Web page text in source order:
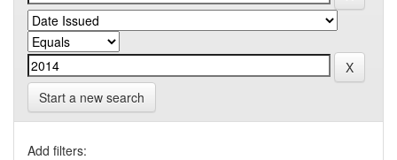
Start a new search
Add filters: